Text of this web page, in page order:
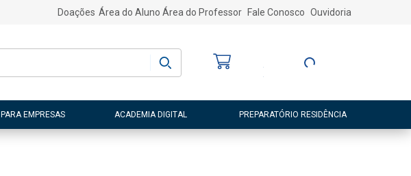
Doações Área do Aluno Área do Professor Fale Conosco Ouvidoria
Entre ou Cadastre-
PARA EMPRESAS ACADEMIA DIGITAL PREPARATÓRIO RESIDÊNCIA